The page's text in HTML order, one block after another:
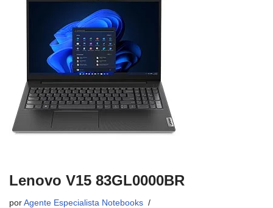
Lenovo V15 83GL0000BR
por Agente Especialista Notebooks